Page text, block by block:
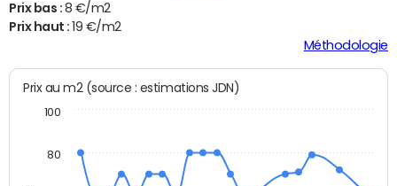
Prix bas : 8 €/m2
Prix haut :19 €/m2
Méthodologie
Prix au m2 (source : estimations JDN)
80
100